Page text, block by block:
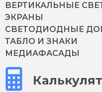
ВЕРТИКАЛЬНЫЕ
ЭКРАНЫ
СВЕТОДИОДНЫЕ
ТАБЛО И ЗНАКИ
МЕДИАФАСАДЫ